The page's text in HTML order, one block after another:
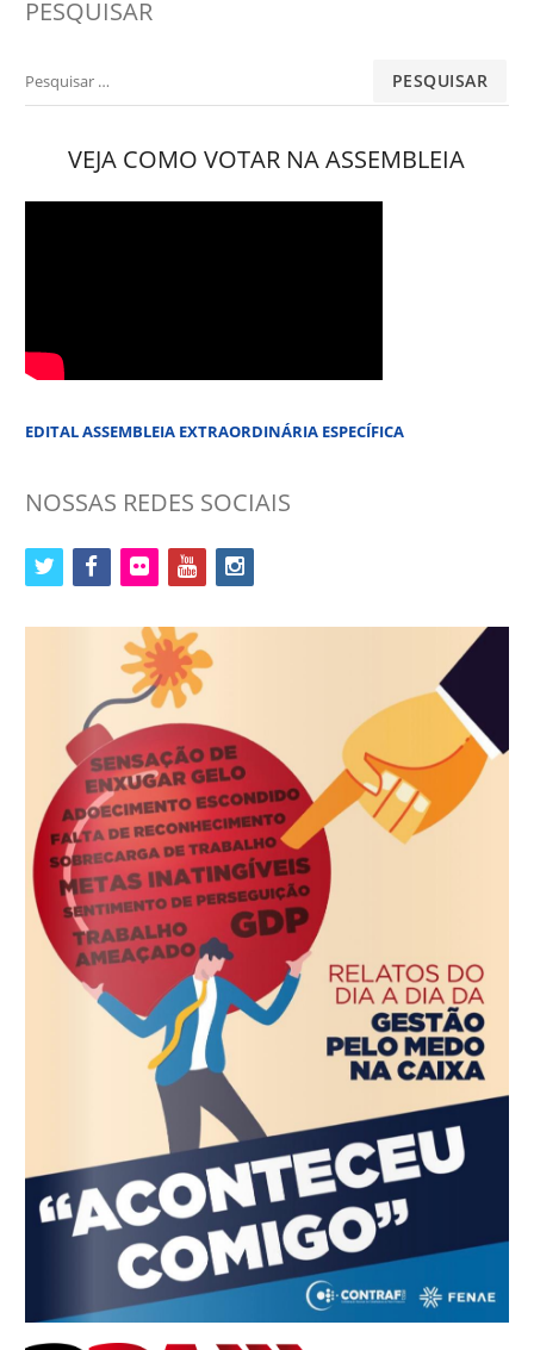
PESQUISAR
Pesquisar
VEJA COMO VOTAR NA ASSEMBLEIA
EDITAL ASSEMBLEIA EXTRAORDINÁRIA ESPECÍFICA
NOSSAS REDES SOCIAIS
twitter facebookflickr youtubeinstagram